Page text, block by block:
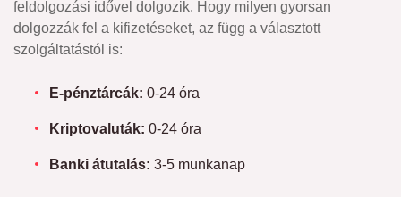
feldolgozási idővel dolgozik. Hogy milyen gyorsan
dolgozzák fel a kifizetéseket, az függ a választott
szolgáltatástól is:
E-pénztárcák: 0-24 óra
Kriptovaluták: 0-24 óra
Banki átutalás: 3-5 munkanap